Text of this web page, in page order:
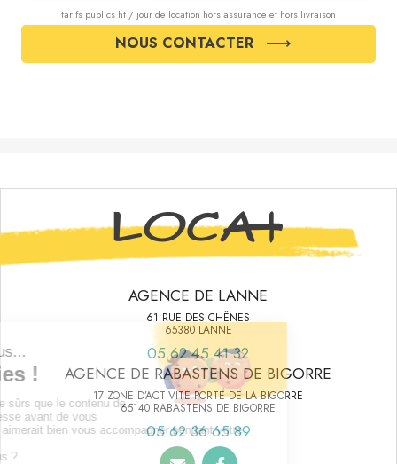
tarifs publics ht / jour de location hors assurance et hors livraison
NOUS CONTACTER
AGENCE DE LANNE
61 RUE DES CHÊNES
65380 LANNE
05.62.45.41.32
AGENCE DE RABASTENS DE BIGORRE
17 ZONE D’ACTIVITE PORTE DE LA BIGORRE
65140 RABASTENS DE BIGORRE
05.62.36.65.89